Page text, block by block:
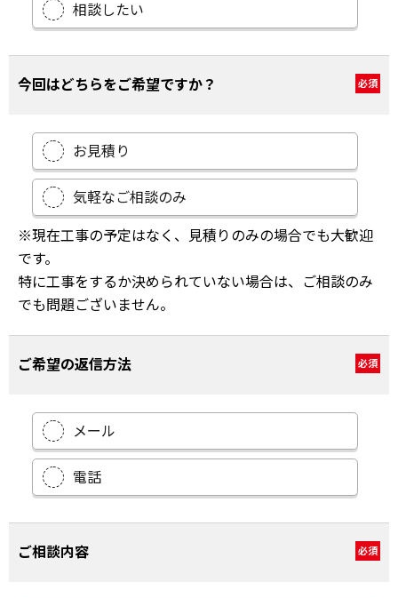
相談したい
今回はどちらをご希望ですか？ 必須
お見積り
気軽なご相談のみ
※現在工事の予定はなく、見積りのみの場合でも大歓迎
です。
特に工事をするか決められていない場合は、ご相談のみ
でも問題ございません。
ご希望の返信方法 必須
メール
電話
ご相談内容 必須